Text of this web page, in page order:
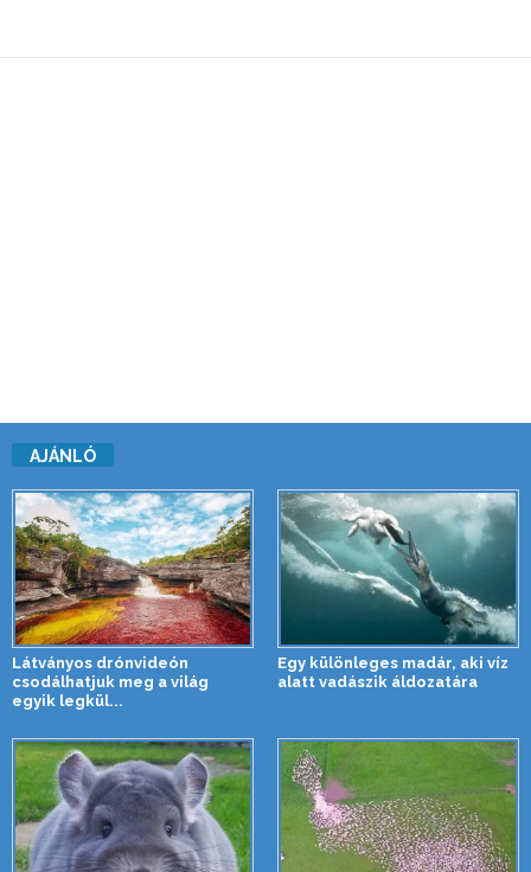
AJÁNLÓ
Látványos drónvideón
csodálhatjuk meg a világ
egyik legkül...
Egy különleges madár, aki víz
alatt vadászik áldozatára